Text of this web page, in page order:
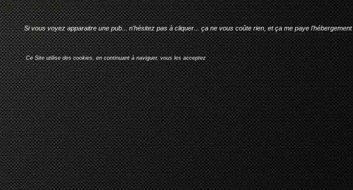
Si vous voyez apparaitre une pub... n'hésitez pas à cliquer... ça ne vous coûte rien, et ça me paye l'hébergement
Ce Site utilise des cookies, en continuant à naviguer, vous les acceptez